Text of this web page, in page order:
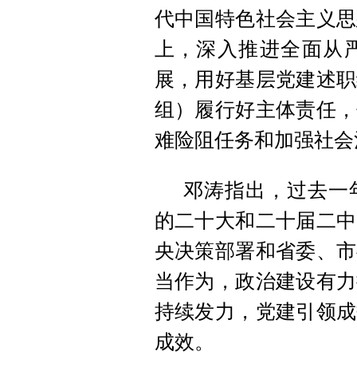
代中国特色社会主义
上，深入推进全面
展，用好基层党建述
组）履行好主体责任
难险阻任务和加强社
邓涛指出，过去一
的二十大和二十届二
央决策部署和省委、
当作为，政治建设有
持续发力，党建引领
成效。